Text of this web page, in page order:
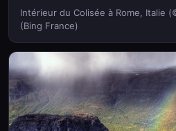
Intérieur du Colisée à Rome, Italie
(Bing France)